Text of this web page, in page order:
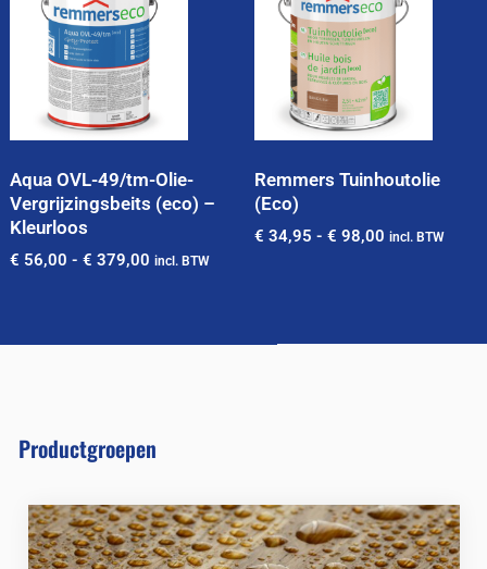
Aqua OVL-49/tm-Olie-
Vergrijzingsbeits (eco) –
Kleurloos
€ 56,00 - € 379,00 incl. BTW
Remmers Tuinhoutolie
(Eco)
€ 34,95 - € 98,00 incl. BTW
Productgroepen